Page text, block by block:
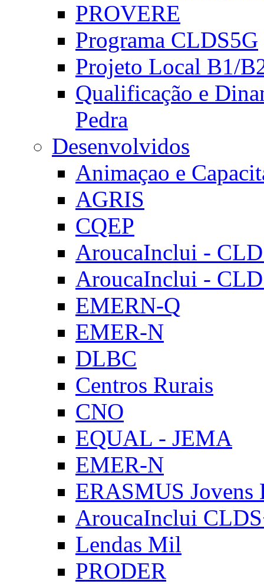
PROVERE
Programa CLDS5G
Projeto Local B1/
Qualificação e
Pedra
Desenvolvidos
Animaçao e
AGRIS
CQEP
AroucaInclui -
AroucaInclui -
EMERN-Q
EMER-N
DLBC
Centros Rurais
CNO
EQUAL - JEMA
EMER-N
ERASMUS Jovens
AroucaInclui
Lendas Mil
PRODER